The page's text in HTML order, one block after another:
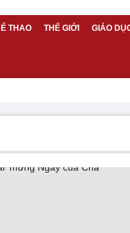
THAO THẾ GIỚI GIÁO